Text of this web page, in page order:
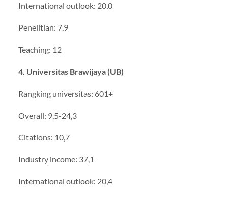
International outlook: 20,0
Penelitian: 7,9
Teaching: 12
4. Universitas Brawijaya (UB)
Rangking universitas: 601+
Overall: 9,5-24,3
Citations: 10,7
Industry income: 37,1
International outlook: 20,4